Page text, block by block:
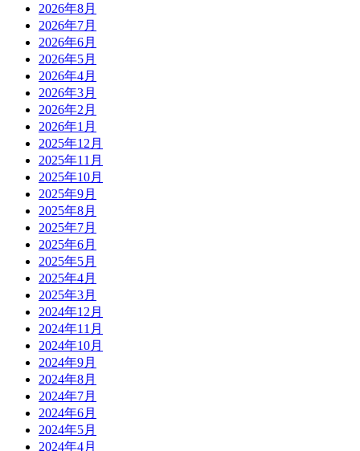
2026年8月
2026年7月
2026年6月
2026年5月
2026年4月
2026年3月
2026年2月
2026年1月
2025年12月
2025年11月
2025年10月
2025年9月
2025年8月
2025年7月
2025年6月
2025年5月
2025年4月
2025年3月
2024年12月
2024年11月
2024年10月
2024年9月
2024年8月
2024年7月
2024年6月
2024年5月
2024年4月